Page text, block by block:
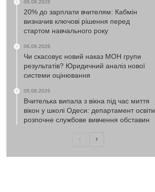
06.08.2026
20% до зарплати вчителям: Кабмін
визначив ключові рішення перед
стартом навчального року
06.08.2026
Чи скасовує новий наказ МОН групи
результатів? Юридичний аналіз нової
системи оцінювання
05.08.2026
Вчителька випала з вікна під час миття
вікон у школі Одеси: департамент освіти
розпочне службове вивчення обставин
ПопередняНаступна